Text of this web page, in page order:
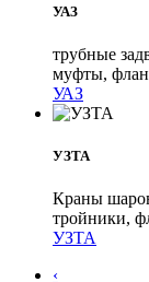
УАЗ
трубные
муфты,
УАЗ
УЗТА
Краны
тройники,
УЗТА
‹